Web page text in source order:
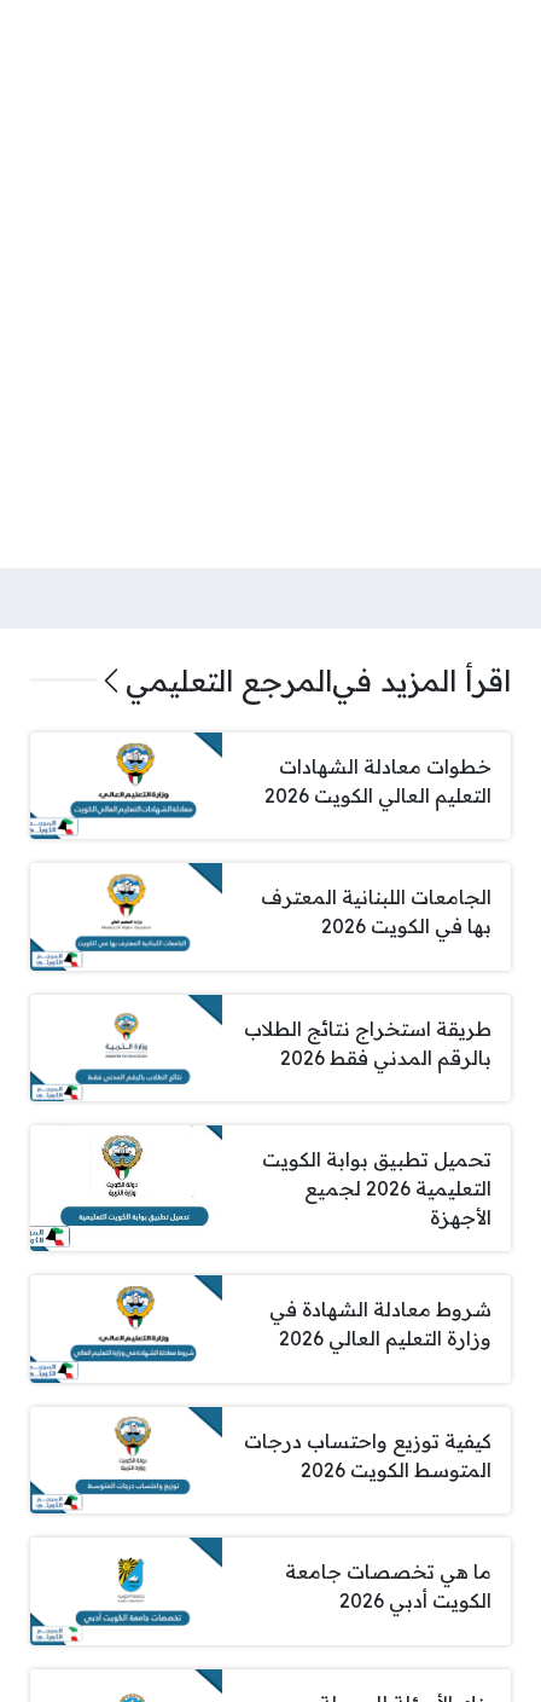
اقرأ المزيد فيالمرجع التعليمي
خطوات معادلة الشهادات
التعليم العالي الكويت 2026
الجامعات اللبنانية المعترف
بها في الكويت 2026
طريقة استخراج نتائج الطلاب
بالرقم المدني فقط 2026
تحميل تطبيق بوابة الكويت
التعليمية 2026 لجميع
الأجهزة
شروط معادلة الشهادة في
وزارة التعليم العالي 2026
كيفية توزيع واحتساب درجات
المتوسط الكويت 2026
ما هي تخصصات جامعة
الكويت أدبي 2026